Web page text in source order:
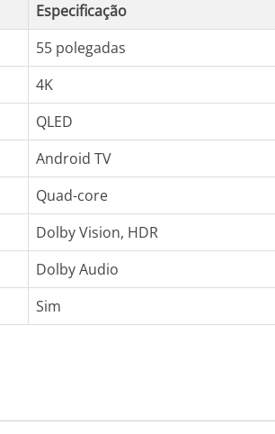
Especificação
55 polegadas
4K
QLED
Android TV
Quad-core
Dolby Vision, HDR
Dolby Audio
Sim